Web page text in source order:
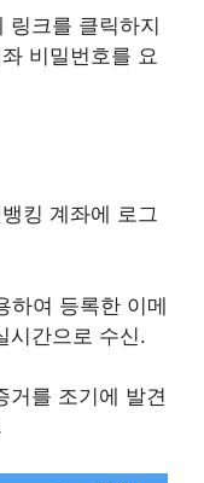
링크를 클릭하지
비밀번호를 요
킹 계좌에 로그
하여 등록한 이메
시간으로 수신.
거를 조기에 발견